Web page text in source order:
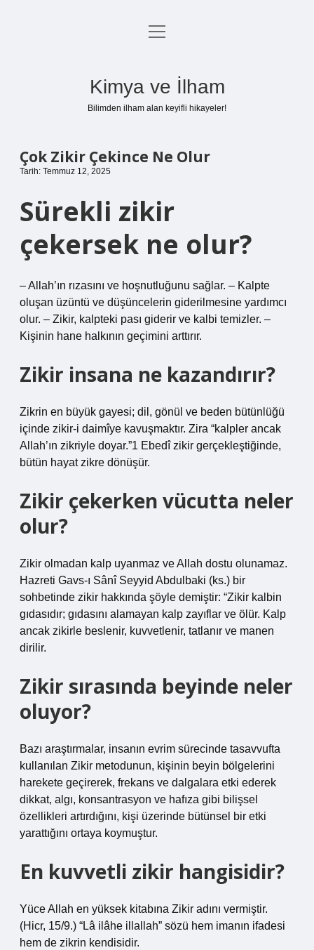
Anasayfa
menüyü
Kimya ve İlham
Bilimden ilham alan keyifli hikayeler!
Çok Zikir Çekince Ne Olur
Tarih: Temmuz 12, 2025
Sürekli zikir
çekersek ne olur?
– Allah’ın rızasını ve hoşnutluğunu sağlar. – Kalpte
oluşan üzüntü ve düşüncelerin giderilmesine yardımcı
olur. – Zikir, kalpteki pası giderir ve kalbi temizler. –
Kişinin hane halkının geçimini arttırır.
Zikir insana ne kazandırır?
Zikrin en büyük gayesi; dil, gönül ve beden bütünlüğü
içinde zikir-i daimîye kavuşmaktır. Zira “kalpler ancak
Allah’ın zikriyle doyar.”1 Ebedî zikir gerçekleştiğinde,
bütün hayat zikre dönüşür.
Zikir çekerken vücutta neler
olur?
Zikir olmadan kalp uyanmaz ve Allah dostu olunamaz.
Hazreti Gavs-ı Sânî Seyyid Abdulbaki (ks.) bir
sohbetinde zikir hakkında şöyle demiştir: “Zikir kalbin
gıdasıdır; gıdasını alamayan kalp zayıflar ve ölür. Kalp
ancak zikirle beslenir, kuvvetlenir, tatlanır ve manen
dirilir.
Zikir sırasında beyinde neler
oluyor?
Bazı araştırmalar, insanın evrim sürecinde tasavvufta
kullanılan Zikir metodunun, kişinin beyin bölgelerini
harekete geçirerek, frekans ve dalgalara etki ederek
dikkat, algı, konsantrasyon ve hafıza gibi bilişsel
özellikleri artırdığını, kişi üzerinde bütünsel bir etki
yarattığını ortaya koymuştur.
En kuvvetli zikir hangisidir?
Yüce Allah en yüksek kitabına Zikir adını vermiştir.
(Hicr, 15/9.) “Lâ ilâhe illallah” sözü hem imanın ifadesi
hem de zikrin kendisidir.